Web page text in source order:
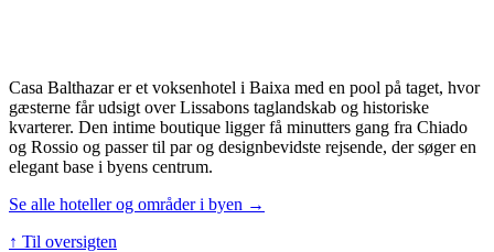
Casa Balthazar er et voksenhotel i Baixa med en pool på taget, hvor
gæsterne får udsigt over Lissabons taglandskab og historiske
kvarterer. Den intime boutique ligger få minutters gang fra Chiado
og Rossio og passer til par og designbevidste rejsende, der søger en
elegant base i byens centrum.
Se alle hoteller og områder i byen →
↑ Til oversigten